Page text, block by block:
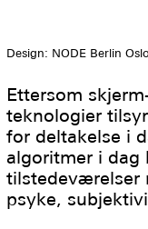
Design: NODE Berlin Oslo
Ettersom
teknologier
for deltakelse i
algoritmer i dag
tilstedeværelser
psyke,